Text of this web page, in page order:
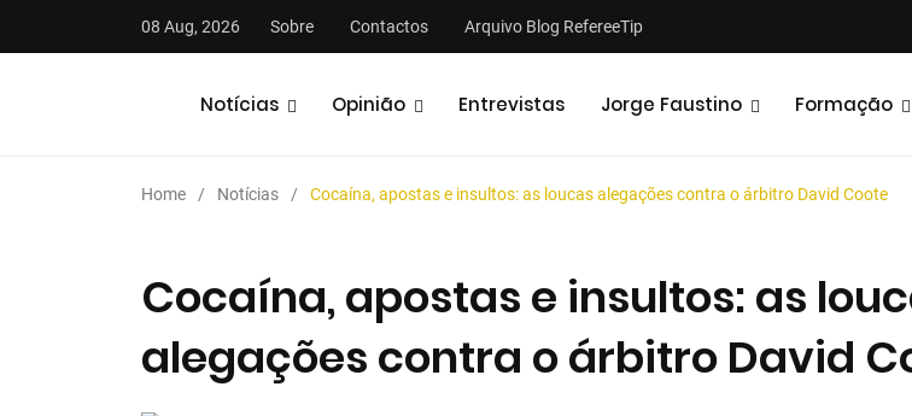
08 Aug, 2026 Sobre Contactos Arquivo Blog RefereeTip
Notícias Opinião Entrevistas Jorge Faustino Formação
Home Notícias Cocaína, apostas e insultos: as loucas alegações contra o árbitro David Coote
Cocaína, apostas e insultos: as
alegações contra o árbitro David
Análises Notícias